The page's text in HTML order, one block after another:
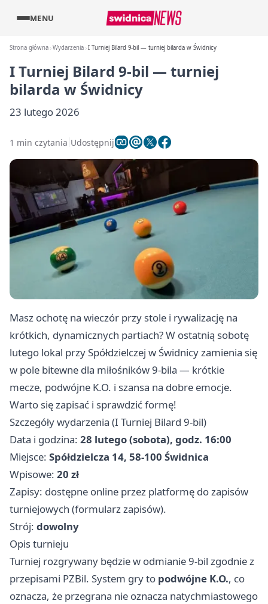
MENU
Strona główna Wydarzenia I Turniej Bilard 9‑bil — turniej bilarda w Świdnicy
I Turniej Bilard 9‑bil — turniej
bilarda w Świdnicy
23 lutego 2026
1 min czytania Udostępnij
Masz ochotę na wieczór przy stole i rywalizację na
krótkich, dynamicznych partiach? W ostatnią sobotę
lutego lokal przy Spółdzielczej w Świdnicy zamienia się
w pole bitewne dla miłośników 9‑bila — krótkie
mecze, podwójne K.O. i szansa na dobre emocje.
Warto się zapisać i sprawdzić formę!
Szczegóły wydarzenia (I Turniej Bilard 9‑bil)
Data i godzina: 28 lutego (sobota), godz. 16:00
Miejsce: Spółdzielcza 14, 58-100 Świdnica
Wpisowe: 20 zł
Zapisy: dostępne online przez platformę do zapisów
turniejowych (formularz zapisów).
Strój: dowolny
Opis turnieju
Turniej rozgrywany będzie w odmianie 9‑bil zgodnie z
przepisami PZBil. System gry to podwójne K.O., co
oznacza, że przegrana nie oznacza natychmiastowego